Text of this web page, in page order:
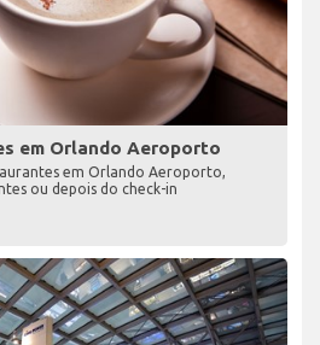
em Orlando Aeroporto
em Orlando Aeroporto,
ou depois do check-in